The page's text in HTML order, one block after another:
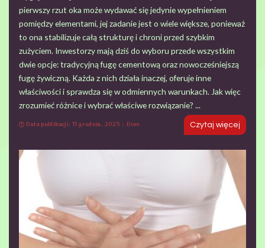
pierwszy rzut oka może wydawać się jedynie wypełnieniem
pomiędzy elementami, jej zadanie jest o wiele większe, ponieważ
to ona stabilizuje całą strukturę i chroni przed szybkim
zużyciem. Inwestorzy mają dziś do wyboru przede wszystkim
dwie opcje: tradycyjną fugę cementową oraz nowocześniejszą
fugę żywiczną. Każda z nich działa inaczej, oferuje inne
właściwości i sprawdza się w odmiennych warunkach. Jak więc
zrozumieć różnice i wybrać właściwe rozwiązanie? ...
Data publikacji: 11 grudnia, 2025
Dom Czytaj więcej